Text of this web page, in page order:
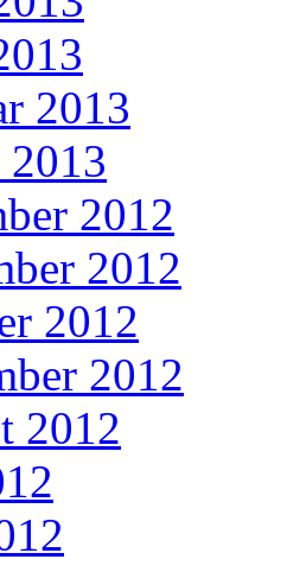
2013
2013
2012
2012
2012
2012
2012